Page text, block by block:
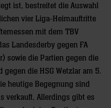
ist, bestreitet die Auswahl
vier Liga-Heimauftritte
mit dem TBV
Landesderby gegen FA
sowie die Partien gegen die
die HSG Wetzlar am 5.
heutige Begegnung sind
verkauft. Allerdings gibt es